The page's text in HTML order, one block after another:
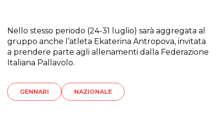
Nello stesso periodo (24-31 luglio) sarà aggregata al
gruppo anche l’atleta Ekaterina Antropova, invitata
a prendere parte agli allenamenti dalla Federazione
Italiana Pallavolo.
GENNARI NAZIONALE